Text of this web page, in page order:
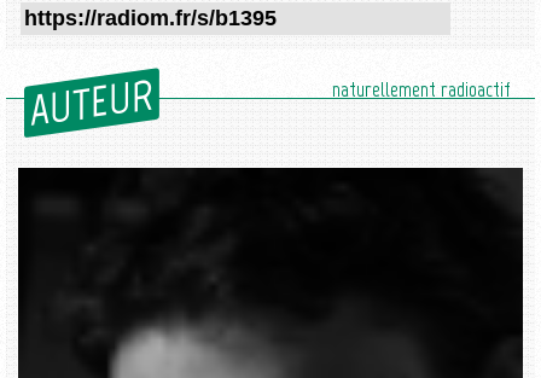
AUTEUR naturellement radioactif